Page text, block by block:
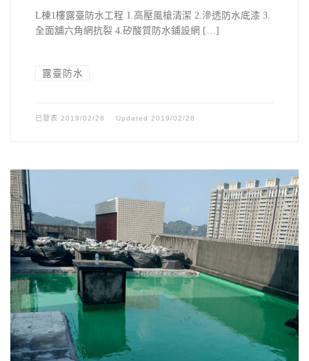
L棟1樓露臺防水工程 1.高壓風槍清潔 2.滲透防水底漆 3.
全面舖六角網抗裂 4.矽酸質防水鋪設網 […]
露臺防水
已發表 2019/02/28 Updated 2019/02/28